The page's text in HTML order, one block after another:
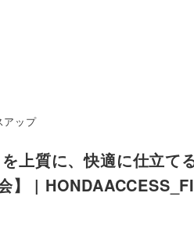
アップ
上質に、快適に仕立て
】 |